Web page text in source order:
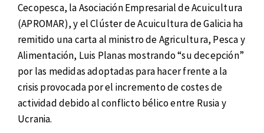
Cecopesca, la Asociación Empresarial de Acuicultura
(APROMAR), y el Clúster de Acuicultura de Galicia ha
remitido una carta al ministro de Agricultura, Pesca y
Alimentación, Luis Planas mostrando “su decepción”
por las medidas adoptadas para hacer frente a la
crisis provocada por el incremento de costes de
actividad debido al conflicto bélico entre Rusia y
Ucrania.